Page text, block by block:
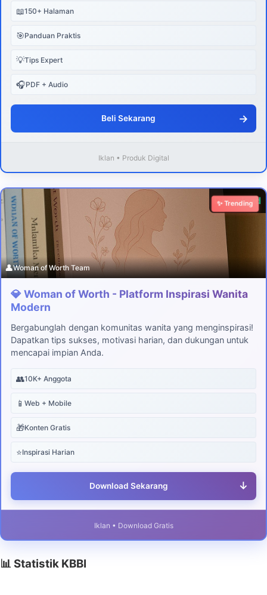
📖150+ Halaman
🎯Panduan Praktis
💡Tips Expert
🎧PDF + Audio
Beli Sekarang →
Iklan • Produk Digital
Download
✨ Trending
👤Woman of Worth Team
💎 Woman of Worth - Platform Inspirasi Wanita
Modern
Bergabunglah dengan komunitas wanita yang menginspirasi!
Dapatkan tips sukses, motivasi harian, dan dukungan untuk
mencapai impian Anda.
👥10K+ Anggota
📱 Web + Mobile
🎁Konten Gratis
⭐Inspirasi Harian
Download Sekarang ↓
Iklan • Download Gratis
📊 Statistik KBBI